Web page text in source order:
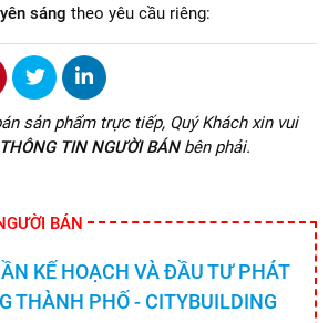
sáng theo yêu cầu riêng:
sản phẩm trực tiếp, Quý Khách xin vui
THÔNG TIN NGƯỜI BÁNbên phải.
BÁN
KẾ HOẠCH VÀ ĐẦU TƯ PHÁT
THÀNH PHỐ - CITYBUILDING